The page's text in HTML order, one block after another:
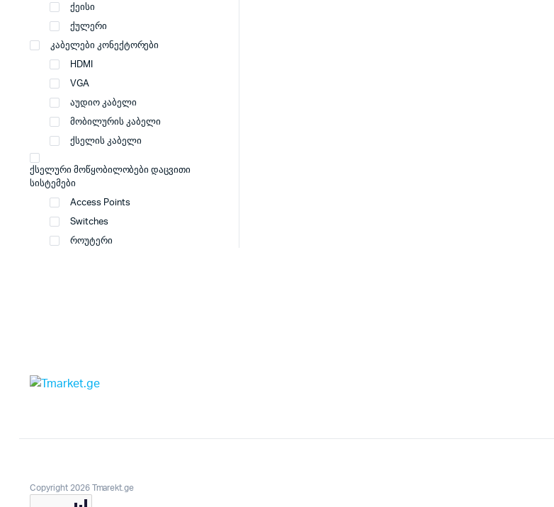
ქეისი
ქულერი
კაბელები კონექტორები
HDMI
VGA
აუდიო კაბელი
მობილურის კაბელი
ქსელის კაბელი
ქსელური მოწყობილობები დაცვითი
სისტემები
Access Points
Switches
როუტერი
Copyright 2026 Tmarekt.ge